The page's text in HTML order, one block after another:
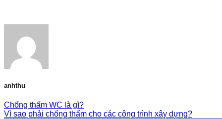
anhthu
Chống thấm WC là gì?
Vì sao phải chống thấm cho các công trình xây dựng?